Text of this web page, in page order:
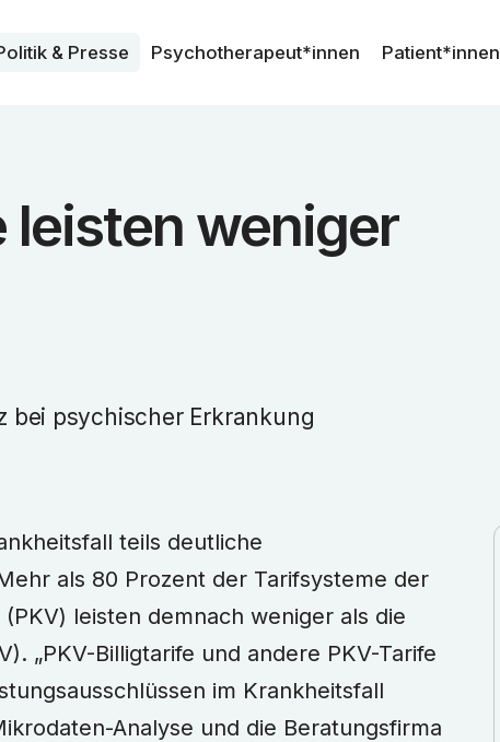
& Presse
Psycho­therapeut*innen Patient*innen
leisten weniger
bei psychischer Erkrankung
teils deutliche
als 80 Prozent der Tarifsysteme der
leisten demnach weniger als die
„PKV-Billigtarife und andere PKV-Tarife
im Krankheitsfall
Analyse und die Beratungsfirma